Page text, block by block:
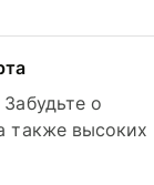
о
также высоких